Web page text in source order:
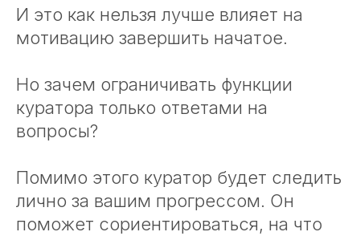
И это как нельзя лучше влияет на
мотивацию завершить начатое.
Но зачем ограничивать функции
куратора только ответами на
вопросы?
Помимо этого куратор будет следить
лично за вашим прогрессом. Он
поможет сориентироваться, на что